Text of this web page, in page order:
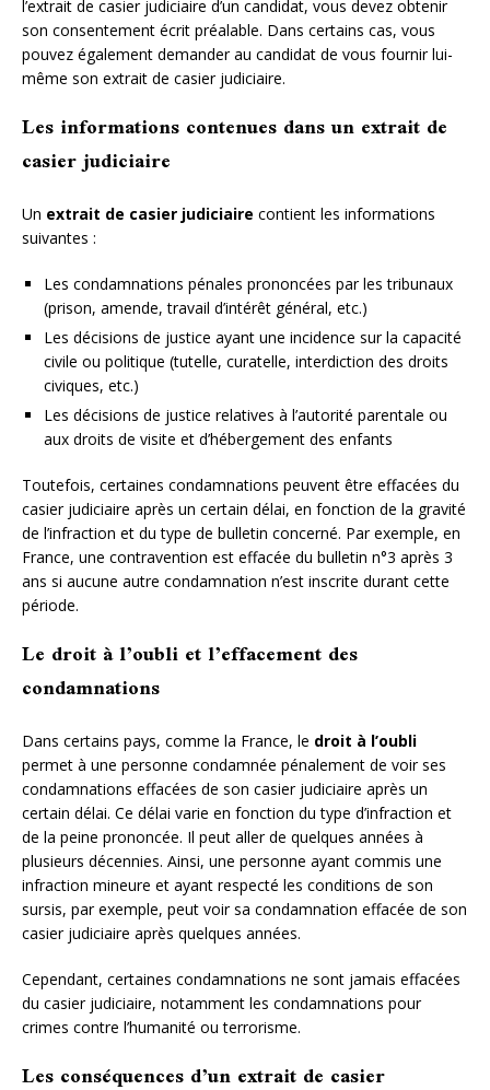
l’extrait de casier judiciaire d’un candidat, vous devez obtenir
son consentement écrit préalable. Dans certains cas, vous
pouvez également demander au candidat de vous fournir lui-
même son extrait de casier judiciaire.
Les informations contenues dans un extrait de
casier judiciaire
Un extrait de casier judiciaire contient les informations
suivantes :
Les condamnations pénales prononcées par les tribunaux
(prison, amende, travail d’intérêt général, etc.)
Les décisions de justice ayant une incidence sur la capacité
civile ou politique (tutelle, curatelle, interdiction des droits
civiques, etc.)
Les décisions de justice relatives à l’autorité parentale ou
aux droits de visite et d’hébergement des enfants
Toutefois, certaines condamnations peuvent être effacées du
casier judiciaire après un certain délai, en fonction de la gravité
de l’infraction et du type de bulletin concerné. Par exemple, en
France, une contravention est effacée du bulletin n°3 après 3
ans si aucune autre condamnation n’est inscrite durant cette
période.
Le droit à l’oubli et l’effacement des
condamnations
Dans certains pays, comme la France, le droit à l’oubli
permet à une personne condamnée pénalement de voir ses
condamnations effacées de son casier judiciaire après un
certain délai. Ce délai varie en fonction du type d’infraction et
de la peine prononcée. Il peut aller de quelques années à
plusieurs décennies. Ainsi, une personne ayant commis une
infraction mineure et ayant respecté les conditions de son
sursis, par exemple, peut voir sa condamnation effacée de son
casier judiciaire après quelques années.
Cependant, certaines condamnations ne sont jamais effacées
du casier judiciaire, notamment les condamnations pour
crimes contre l’humanité ou terrorisme.
Les conséquences d’un extrait de casier